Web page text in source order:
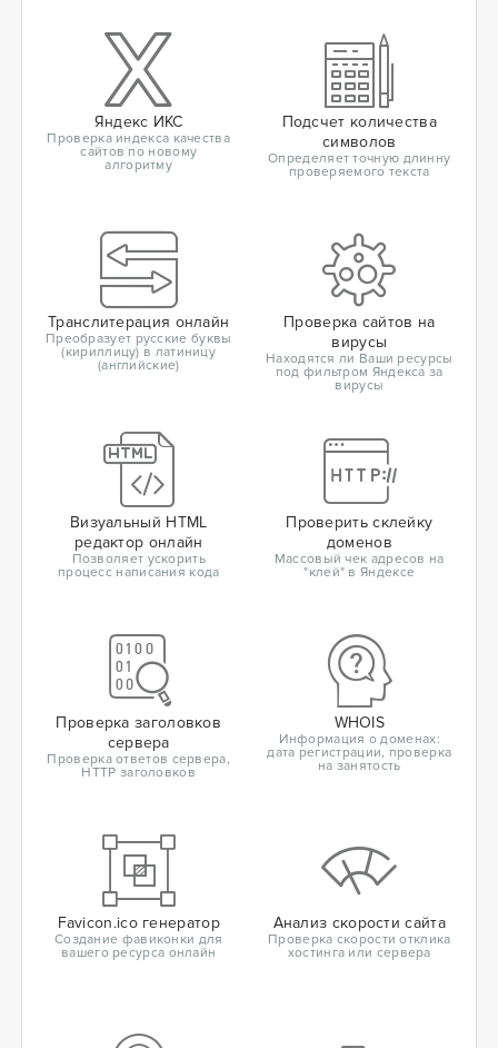
Яндекс ИКС
Проверка индекса качества
сайтов по новому
алгоритму
Подсчет количества
символов
Определяет точную длинну
проверяемого текста
Транслитерация онлайн
Преобразует русские буквы
(кириллицу) в латиницу
(английские)
Проверка сайтов на
вирусы
Находятся ли Ваши ресурсы
под фильтром Яндекса за
вирусы
Визуальный HTML
редактор онлайн
Позволяет ускорить
процесс написания кода
Проверить склейку
доменов
Массовый чек адресов на
"клей" в Яндексе
Проверка заголовков
сервера
Проверка ответов сервера,
HTTP заголовков
WHOIS
Информация о доменах:
дата регистрации, проверка
на занятость
Favicon.ico генератор
Создание фавиконки для
вашего ресурса онлайн
Анализ скорости сайта
Проверка скорости отклика
хостинга или сервера